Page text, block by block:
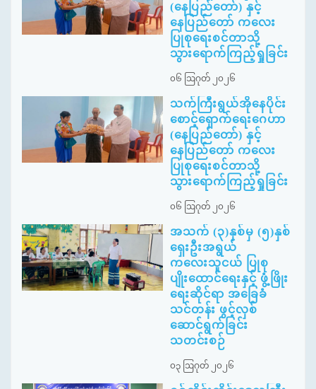
(နေပြည်တော်) နှင့်
နေပြည်တော် ကလေး
ပြုစုရေးစင်တာသို့
သွားရောက်ကြည့်ရှုခြင်း
၀၆ ဩဂုတ် ၂၀၂၆
သက်ကြီးရွယ်အိုနေပိုင်း
စောင့်ရှောက်ရေးဂေဟာ
(နေပြည်တော်) နှင့်
နေပြည်တော် ကလေး
ပြုစုရေးစင်တာသို့
သွားရောက်ကြည့်ရှုခြင်း
၀၆ ဩဂုတ် ၂၀၂၆
အသက် (၃)နှစ်မှ (၅)နှစ်
ရှေးဦးအရွယ်
ကလေးသူငယ် ပြုစု
ပျိုးထောင်ရေးနှင့် ဖွံ့ဖြိုး
ရေးဆိုင်ရာ အခြေခံ
သင်တန်း ဖွင့်လှစ်
ဆောင်ရွက်ခြင်း
သတင်းစဉ်
၀၃ ဩဂုတ် ၂၀၂၆